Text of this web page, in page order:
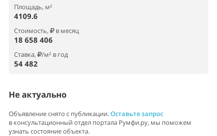
Площадь, м²
4109.6
Стоимость, в месяц
18 658 406
Ставка, /м² в год
54 482
Не актуально
Объявление снято с публикации.Оставьте запрос
в консультационный отдел портала Румфи.ру, мы поможем
узнать состояние объекта.